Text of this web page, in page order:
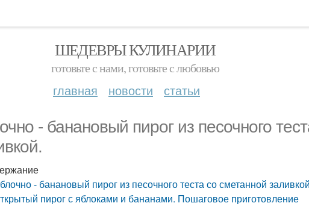
ШЕДЕВРЫ КУЛИНАРИИ
готовьте с нами, готовьте с любовью
главная новости статьи
- банановый пирог из песочного
- банановый пирог из песочного теста со сметанной
пирог с яблоками и бананами. Пошаговое приготовление